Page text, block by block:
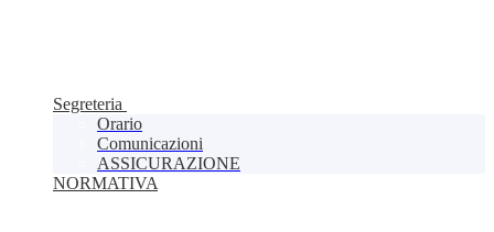
Segreteria
Orario
Comunicazioni
ASSICURAZIONE
NORMATIVA